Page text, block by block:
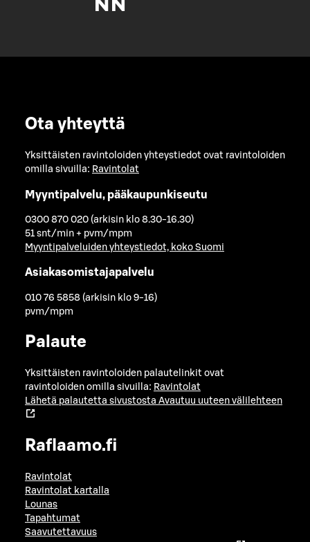
Ota yhteyttä
Yksittäisten ravintoloiden yhteystiedot ovat ravintoloiden
omilla sivuilla: Ravintolat
Myyntipalvelu, pääkaupunkiseutu
0300 870 020 (arkisin klo 8.30-16.30)
51 snt/min + pvm/mpm
Myyntipalveluiden yhteystiedot, koko Suomi
Asiakasomistajapalvelu
010 76 5858 (arkisin klo 9-16)
pvm/mpm
Palaute
Yksittäisten ravintoloiden palautelinkit ovat
ravintoloiden omilla sivuilla: Ravintolat
Lähetä palautetta sivustosta Avautuu uuteen välilehteen
Raflaamo.fi
Ravintolat
Ravintolat kartalla
Lounas
Tapahtumat
Saavutettavuus